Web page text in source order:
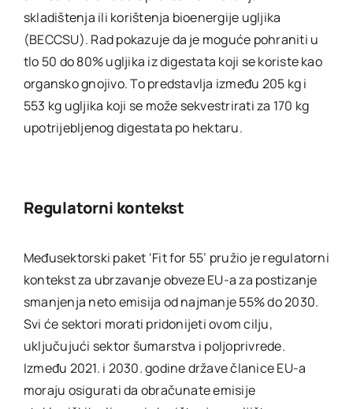
skladištenja ili korištenja bioenergije ugljika
(BECCSU). Rad pokazuje da je moguće pohraniti u
tlo 50 do 80% ugljika iz digestata koji se koriste kao
organsko gnojivo. To predstavlja između 205 kg i
553 kg ugljika koji se može sekvestrirati za 170 kg
upotrijebljenog digestata po hektaru.
Regulatorni kontekst
Međusektorski paket ‘Fit for 55’ pružio je regulatorni
kontekst za ubrzavanje obveze EU-a za postizanje
smanjenja neto emisija od najmanje 55% do 2030.
Svi će sektori morati pridonijeti ovom cilju,
uključujući sektor šumarstva i poljoprivrede.
Između 2021. i 2030. godine države članice EU-a
moraju osigurati da obračunate emisije